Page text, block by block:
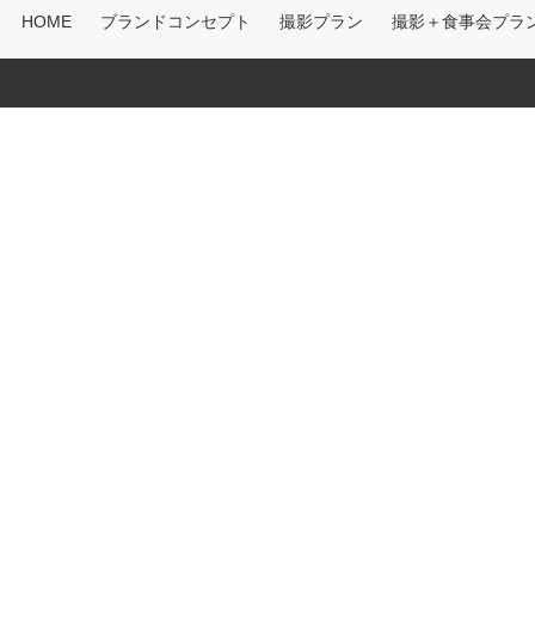
HOME ブランドコンセプト 撮影プラン 撮影＋食事会プラ